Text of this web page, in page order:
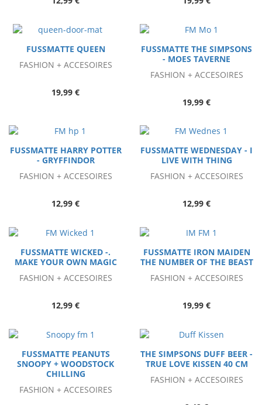
FUSSMATTE QUEEN
FASHION + ACCESOIRES
19,99 €
FUSSMATTE THE SIMPSONS
- MOES TAVERNE
FASHION + ACCESOIRES
19,99 €
FUSSMATTE HARRY POTTER
- GRYFFINDOR
FASHION + ACCESOIRES
12,99 €
FUSSMATTE WEDNESDAY - I
LIVE WITH THING
FASHION + ACCESOIRES
12,99 €
FUSSMATTE WICKED -.
MAKE YOUR OWN MAGIC
FASHION + ACCESOIRES
12,99 €
FUSSMATTE IRON MAIDEN
THE NUMBER OF THE BEAST
FASHION + ACCESOIRES
19,99 €
FUSSMATTE PEANUTS
SNOOPY + WOODSTOCK
CHILLING
FASHION + ACCESOIRES
THE SIMPSONS DUFF BEER -
TRUE LOVE KISSEN 40 CM
FASHION + ACCESOIRES